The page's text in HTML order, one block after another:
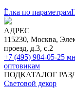
Ёлка по параметрам
АДРЕС
115230, Москва,
проезд, д.3, с.2
+7 (495) 984-05-25
оптовикам
ПОДКАТАЛОГ
Световой декор